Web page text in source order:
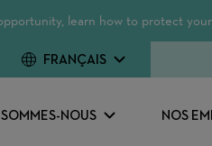
learn how to protect
NOUS NOS
FRANÇAIS